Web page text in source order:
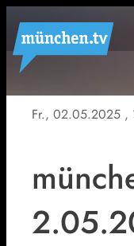
Fr., 02.05.2025 ,